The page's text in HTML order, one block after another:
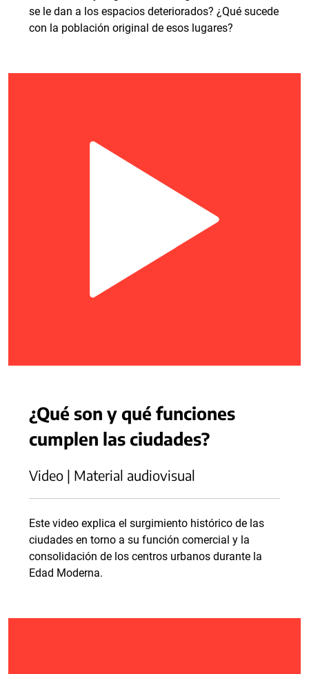
se le dan a los espacios deteriorados? ¿Qué sucede
con la población original de esos lugares?
¿Qué son y qué funciones
cumplen las ciudades?
Video | Material audiovisual
Este video explica el surgimiento histórico de las
ciudades en torno a su función comercial y la
consolidación de los centros urbanos durante la
Edad Moderna.